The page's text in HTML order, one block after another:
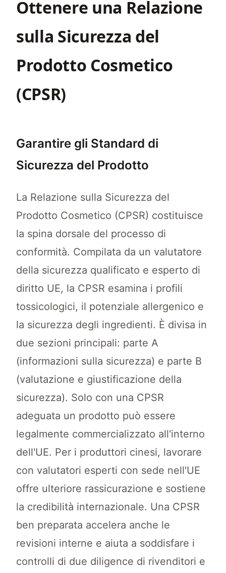
Ottenere una Relazione
sulla Sicurezza del
Prodotto Cosmetico
(CPSR)
Garantire gli Standard di
Sicurezza del Prodotto
La Relazione sulla Sicurezza del
Prodotto Cosmetico (CPSR) costituisce
la spina dorsale del processo di
conformità. Compilata da un valutatore
della sicurezza qualificato e esperto di
diritto UE, la CPSR esamina i profili
tossicologici, il potenziale allergenico e
la sicurezza degli ingredienti. È divisa in
due sezioni principali: parte A
(informazioni sulla sicurezza) e parte B
(valutazione e giustificazione della
sicurezza). Solo con una CPSR
adeguata un prodotto può essere
legalmente commercializzato all'interno
dell'UE. Per i produttori cinesi, lavorare
con valutatori esperti con sede nell'UE
offre ulteriore rassicurazione e sostiene
la credibilità internazionale. Una CPSR
ben preparata accelera anche le
revisioni interne e aiuta a soddisfare i
controlli di due diligence di rivenditori e